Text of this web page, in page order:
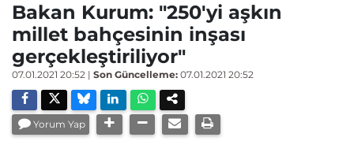
Bakan Kurum: "250'yi aşkın
millet bahçesinin inşası
gerçekleştiriliyor"
07.01.2021 20:52 | Son Güncelleme: 07.01.2021 20:52
Yorum Yap